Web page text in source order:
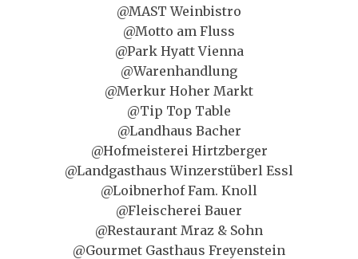
@MAST Weinbistro
@Motto am Fluss
@Park Hyatt Vienna
@Warenhandlung
@Merkur Hoher Markt
@Tip Top Table
@Landhaus Bacher
@Hofmeisterei Hirtzberger
@Landgasthaus Winzerstüberl Essl
@Loibnerhof Fam. Knoll
@Fleischerei Bauer
@Restaurant Mraz & Sohn
@Gourmet Gasthaus Freyenstein